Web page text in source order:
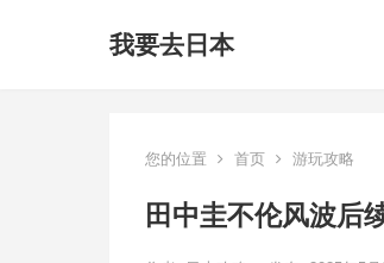
我要去日本
您的位置 首页 游玩攻略
田中圭不伦风波后